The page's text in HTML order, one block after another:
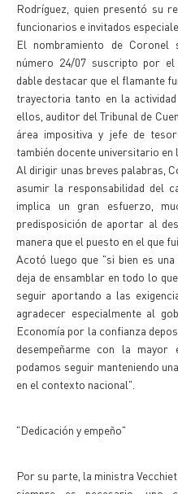
Rodríguez, quien presentó su
funcionarios e invitados
El nombramiento de
número 24/07 suscripto por
dable destacar que el flamante
trayectoria tanto en la
ellos, auditor del Tribunal de
área impositiva y jefe de
también docente universitario en
Al dirigir unas breves palabras,
asumir la responsabilidad del
implica un gran esfuerzo,
predisposición de aportar al
manera que el puesto en el que
Acotó luego que "si bien es
deja de ensamblar en todo lo
seguir aportando a las
agradecer especialmente al
Economía por la confianza
desempeñarme con la
podamos seguir manteniendo
en el contexto nacional".
"Dedicación y empeño"
Por su parte, la ministra